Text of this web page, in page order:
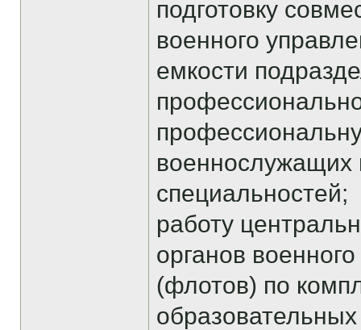
подготовку
военного
емкости
военнослужащих
специальностей;
работу
органов
(флотов) по